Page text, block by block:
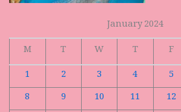
January 2024
M
T W T F
1
2 3 4 5
8
9 10 11 12